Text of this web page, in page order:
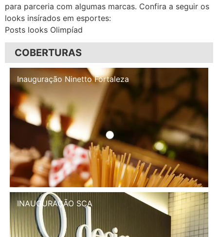
para parceria com algumas marcas. Confira a seguir os
looks insírados em esportes:
Posts looks Olimpíad
COBERTURAS
Inauguração Illa Café
INAUGURAÇÃO SCA